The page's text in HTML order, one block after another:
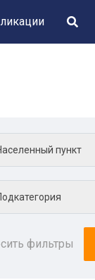
пункт
фильтры